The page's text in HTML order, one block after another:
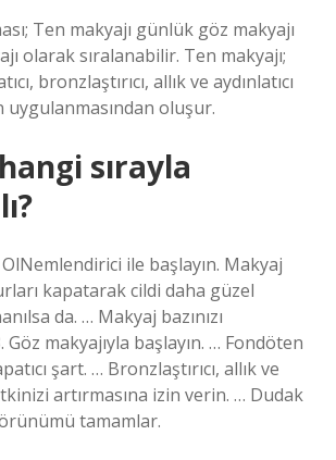
Ten makyajı günlük göz makyajı
olarak sıralanabilir. Ten makyajı;
bronzlaştırıcı, allık ve aydınlatıcı
uygulanmasından oluşur.
sırayla
ile başlayın. Makyaj
kapatarak cildi daha güzel
da. … Makyaj bazınızı
Göz makyajıyla başlayın. … Fondöten
şart. … Bronzlaştırıcı, allık ve
artırmasına izin verin. … Dudak
tamamlar.